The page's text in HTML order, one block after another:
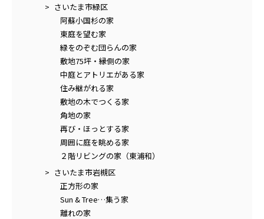
さいたま市緑区
阿蘇小国杉の家
東庭を望む家
緑をのぞむ団らんの家
敷地75坪・縁側の家
中庭とアトリエがある家
住み継がれる家
敷地の木でつくる家
角地の家
再び・ほっとする家
周囲に庭を眺める家
２階リビングの家（東浦和）
さいたま市岩槻区
正方形の家
Sun & Tree…集う家
離れの家